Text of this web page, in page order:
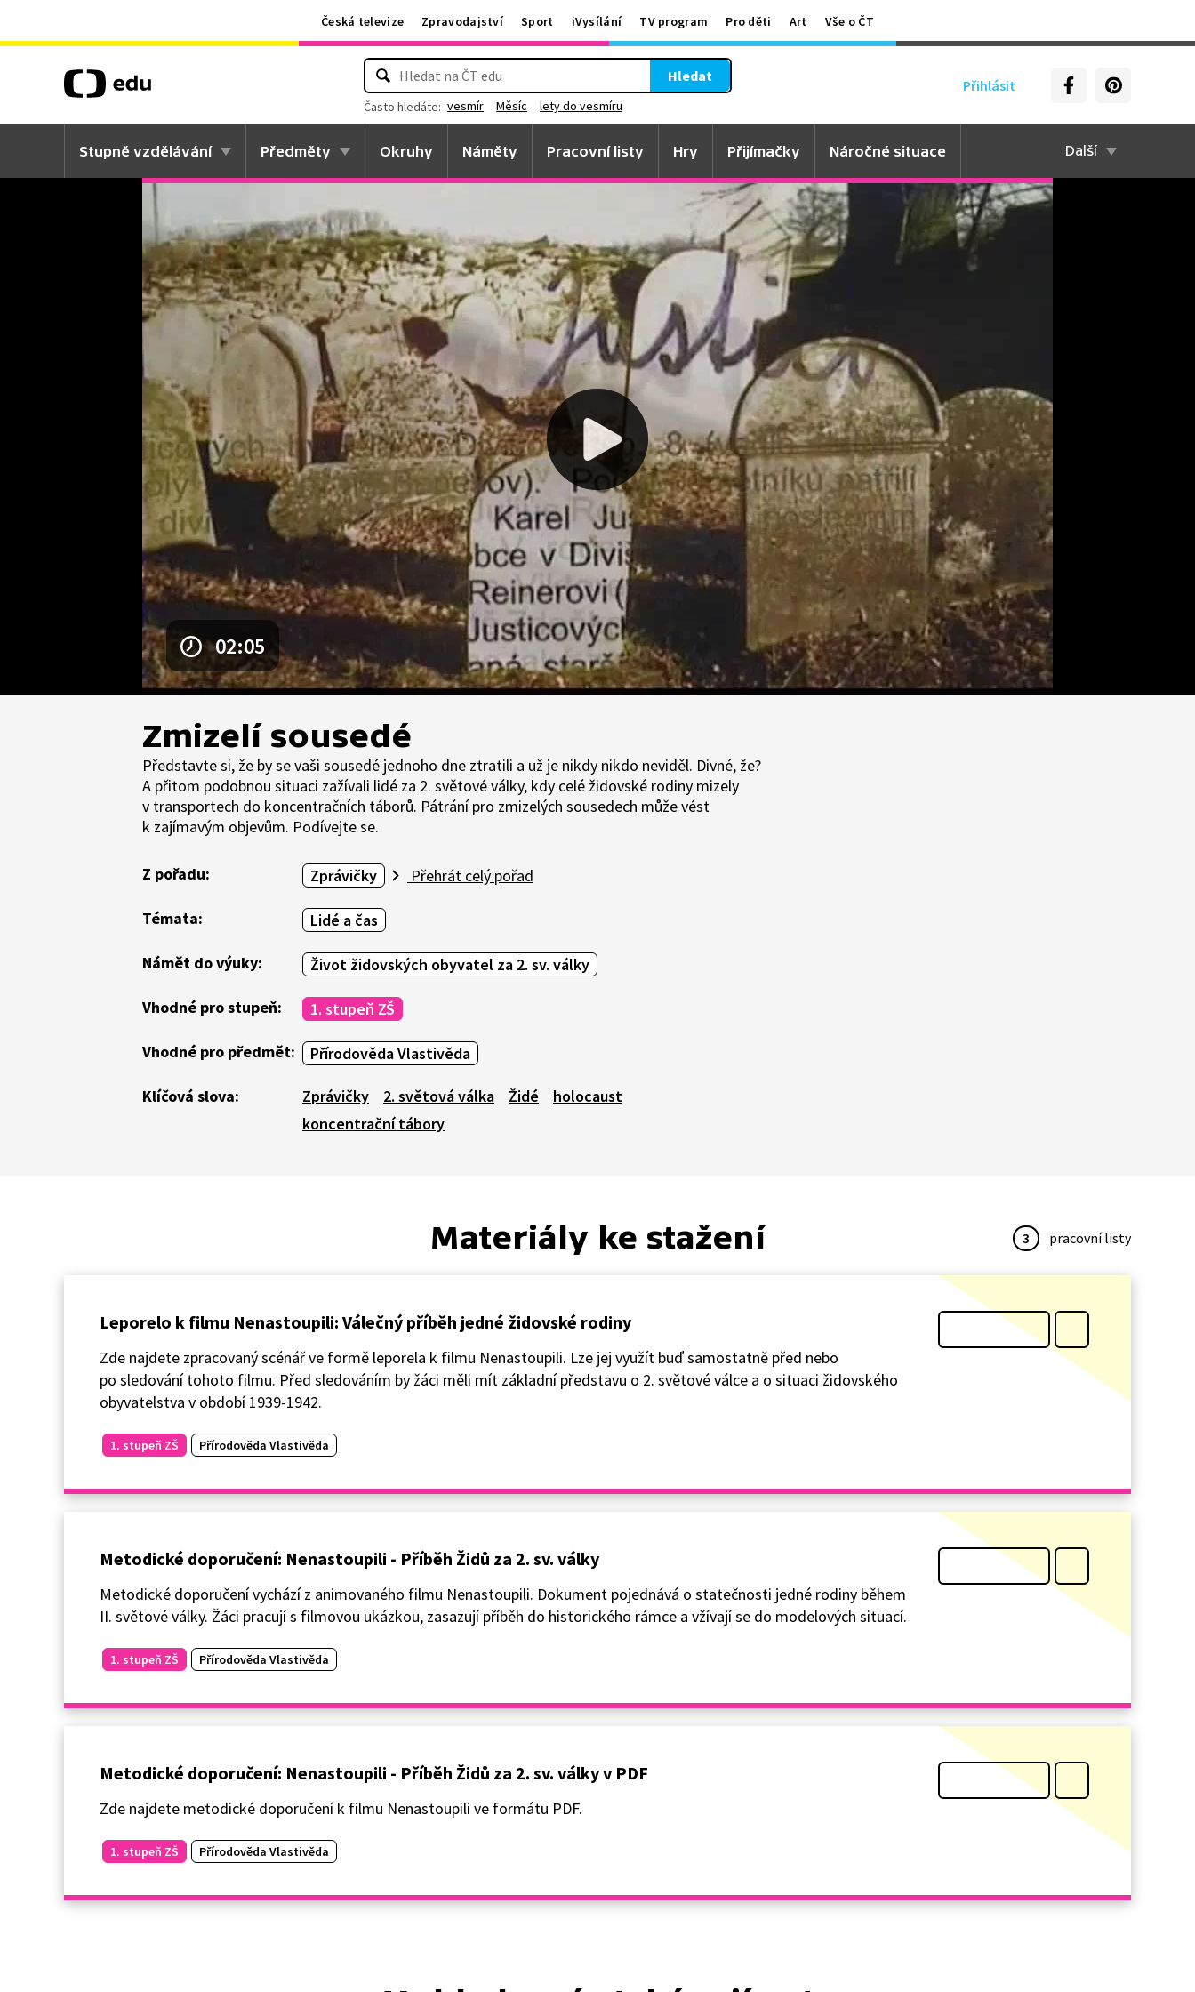
Česká televize Zpravodajství Sport iVysílání TV program Pro děti Art Vše o ČT
Přihlásit
Hledat
Často hledáte: vesmír Měsíc lety do vesmíru
Stupně vzdělávání Předměty Okruhy Náměty Pracovní listy Hry Přijímačky Náročné situace Další
02:05
Zmizelí sousedé
Představte si, že by se vaši sousedé jednoho dne ztratili a už je nikdy nikdo neviděl. Divné, že?
A přitom podobnou situaci zažívali lidé za 2. světové války, kdy celé židovské rodiny mizely
v transportech do koncentračních táborů. Pátrání pro zmizelých sousedech může vést
k zajímavým objevům. Podívejte se.
Z pořadu: Zprávičky Přehrát celý pořad
Témata: Lidé a čas
Námět do výuky: Život židovských obyvatel za 2. sv. války
Vhodné pro stupeň: 1. stupeň ZŠ
Vhodné pro předmět: Přírodověda Vlastivěda
Klíčová slova: Zprávičky 2. světová válka Židé
holocaust
koncentrační tábory
Materiály ke stažení 3 pracovní listy
Leporelo k filmu Nenastoupili: Válečný příběh jedné židovské rodiny
Zde najdete zpracovaný scénář ve formě leporela k filmu Nenastoupili. Lze jej využít buď samostatně před nebo
po sledování tohoto filmu. Před sledováním by žáci měli mít základní představu o 2. světové válce a o situaci židovského
obyvatelstva v období 1939-1942.
1. stupeň ZŠ Přírodověda Vlastivěda
Metodické doporučení: Nenastoupili - Příběh Židů za 2. sv. války
Metodické doporučení vychází z animovaného filmu Nenastoupili. Dokument pojednává o statečnosti jedné rodiny během
II. světové války. Žáci pracují s filmovou ukázkou, zasazují příběh do historického rámce a vžívají se do modelových situací.
1. stupeň ZŠ Přírodověda Vlastivěda
Metodické doporučení: Nenastoupili - Příběh Židů za 2. sv. války v PDF
Zde najdete metodické doporučení k filmu Nenastoupili ve formátu PDF.
1. stupeň ZŠ Přírodověda Vlastivěda